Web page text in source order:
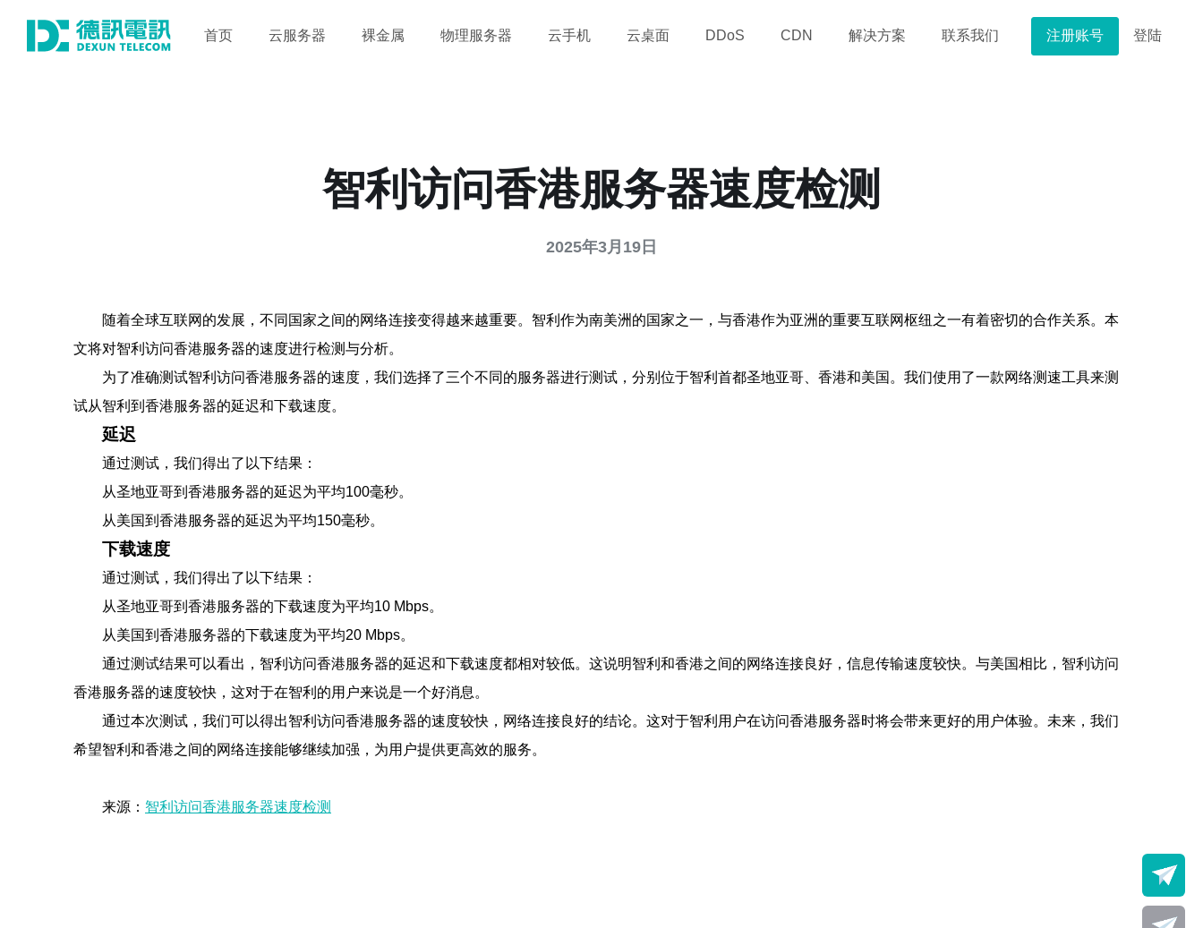
首页 云服务器 裸金属 物理服务器 云手机 云桌面 DDoS CDN 解决方案 联系我们 注册账号 登陆
智利访问香港服务器速度检测
2025年3月19日
随着全球互联网的发展，不同国家之间的网络连接变得越来越重要。智利作为南美洲的国家之一，与香港作为亚洲的重要互联网枢纽之一有着密切的合作关系。本
文将对智利访问香港服务器的速度进行检测与分析。
为了准确测试智利访问香港服务器的速度，我们选择了三个不同的服务器进行测试，分别位于智利首都圣地亚哥、香港和美国。我们使用了一款网络测速工具来测
试从智利到香港服务器的延迟和下载速度。
延迟
通过测试，我们得出了以下结果：
从圣地亚哥到香港服务器的延迟为平均100毫秒。
从美国到香港服务器的延迟为平均150毫秒。
下载速度
通过测试，我们得出了以下结果：
从圣地亚哥到香港服务器的下载速度为平均10 Mbps。
从美国到香港服务器的下载速度为平均20 Mbps。
通过测试结果可以看出，智利访问香港服务器的延迟和下载速度都相对较低。这说明智利和香港之间的网络连接良好，信息传输速度较快。与美国相比，智利访问
香港服务器的速度较快，这对于在智利的用户来说是一个好消息。
通过本次测试，我们可以得出智利访问香港服务器的速度较快，网络连接良好的结论。这对于智利用户在访问香港服务器时将会带来更好的用户体验。未来，我们
希望智利和香港之间的网络连接能够继续加强，为用户提供更高效的服务。
来源： 智利访问香港服务器速度检测